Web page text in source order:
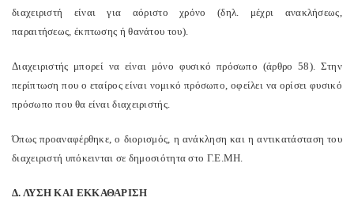
διαχειριστή είναι για αόριστο χρόνο (δηλ. μέχρι ανακλήσεως,
παραιτήσεως, έκπτωσης ή θανάτου του).
Διαχειριστής μπορεί να είναι μόνο φυσικό πρόσωπο (άρθρο 58). Στην
περίπτωση που ο εταίρος είναι νομικό πρόσωπο, οφείλει να ορίσει φυσικό
πρόσωπο που θα είναι διαχειριστής.
Όπως προαναφέρθηκε, ο διορισμός, η ανάκληση και η αντικατάσταση του
διαχειριστή υπόκεινται σε δημοσιότητα στο Γ.Ε.ΜΗ.
Δ. ΛΥΣΗ ΚΑΙ ΕΚΚΑΘΑΡΙΣΗ